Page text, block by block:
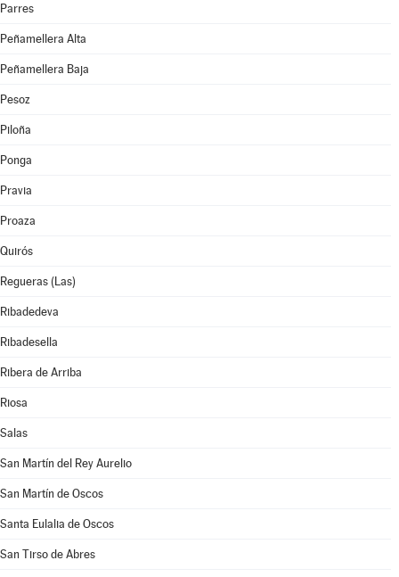
Parres
Peñamellera Alta
Peñamellera Baja
Pesoz
Piloña
Ponga
Pravia
Proaza
Quirós
Regueras (Las)
Ribadedeva
Ribadesella
Ribera de Arriba
Riosa
Salas
San Martín del Rey Aurelio
San Martín de Oscos
Santa Eulalia de Oscos
San Tirso de Abres